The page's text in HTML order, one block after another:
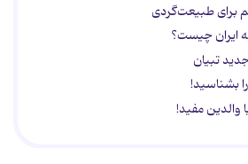
ایران چیست؟
تبیان
بشناسید!
والدین مفید!